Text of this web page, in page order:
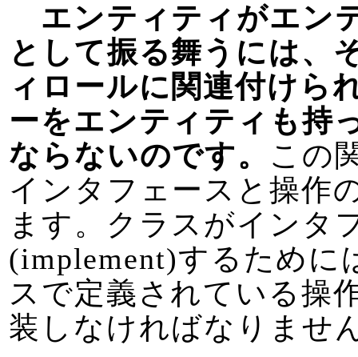
エンティティがエン
として振る舞うには、
ィロールに関連付けら
ーをエンティティも持
ならないのです。 この
インタフェースと操作
ます。クラスがインタ
(implement)するために
スで定義されている操
装しなければなりませ